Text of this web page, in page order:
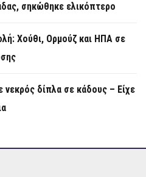
σηκώθηκε ελικόπτερο
Χούθι, Ορμούζ και ΗΠΑ σε
νεκρός δίπλα σε κάδους – Είχε